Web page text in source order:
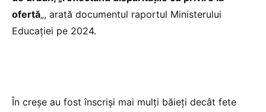
ofertă„, arată documentul raportul Ministerului
Educației pe 2024.
În creșe au fost înscriși mai mulți băieți decât fete